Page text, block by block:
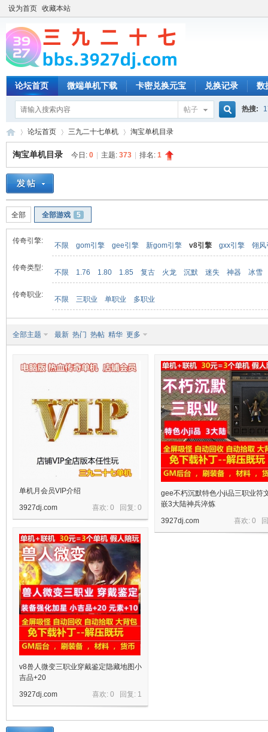
设为首页 收藏本站
论坛首页 微端单机下载 卡密兑换元宝 兑换记录 数
帖子 热搜:
»
论坛首页 三九二十七单机 淘宝单机目录
淘宝单机目录 今日: 0 主题: 373 排名: 1
全部 全部游戏 5
传奇引擎:
不限 gom引擎 gee引擎 新gom引擎 v8引擎 gxx引擎 翎风
传奇类型:
不限 1.76 1.80 1.85 复古 火龙 沉默 迷失 神器 冰雪
传奇职业:
不限 三职业 单职业 多职业
全部主题 最新 热门 热帖 精华 更多
单机月会员VIP介绍
喜欢: 0 回复: 0
3927dj.com
gee不朽沉默特色小ji品三职业符
嵌3大陆神兵淬炼
喜欢: 0
3927dj.com
v8兽人微变三职业穿戴鉴定隐藏地图小
吉品+20
喜欢: 0 回复: 1
3927dj.com